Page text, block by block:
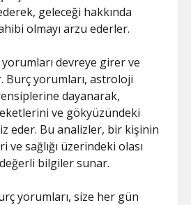
geleceği hakkında
olmayı arzu ederler.
devreye girer ve
Burç yorumları, astroloji
dayanarak,
ve gökyüzündeki
eder. Bu analizler, bir kişinin
ve sağlığı üzerindeki olası
bilgiler sunar.
yorumları, size her gün